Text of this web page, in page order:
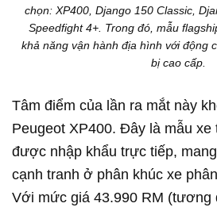
chọn: XP400, Django 150 Classic,
Speedfight 4+. Trong đó, mẫu
khả năng vận hành địa hình với động
bị cao cấp.
Tâm điểm của lần ra mắt này
Peugeot XP400. Đây là mẫu xe
được nhập khẩu trực tiếp,
cạnh tranh ở phân khúc xe
Với mức giá 43.990 RM (tương